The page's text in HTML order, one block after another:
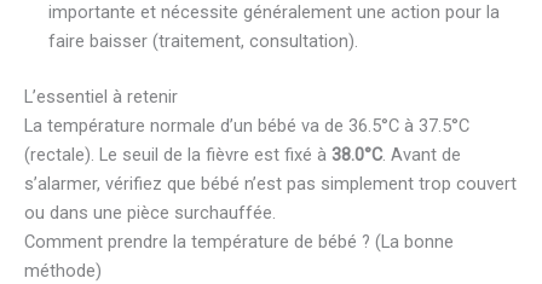
importante et nécessite généralement une action pour la
faire baisser (traitement, consultation).
L’essentiel à retenir
La température normale d’un bébé va de 36.5°C à 37.5°C
(rectale). Le seuil de la fièvre est fixé à 38.0°C. Avant de
s’alarmer, vérifiez que bébé n’est pas simplement trop couvert
ou dans une pièce surchauffée.
Comment prendre la température de bébé ? (La bonne
méthode)